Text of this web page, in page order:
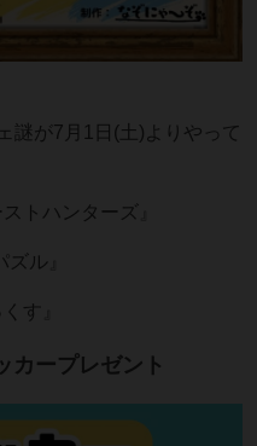
謎が7月1日(土)よりやって
トハンターズ』
ル』
す』
カープレゼント